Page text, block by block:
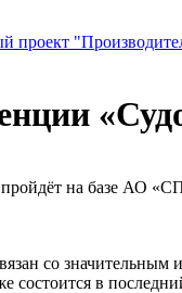
на базе АО
со
состоится в